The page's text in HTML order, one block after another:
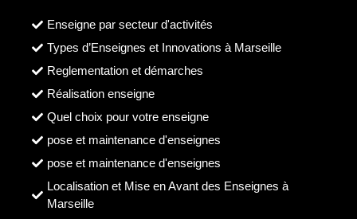
Enseigne par secteur d'activités
Types d’Enseignes et Innovations à Marseille
Reglementation et démarches
Réalisation enseigne
Quel choix pour votre enseigne
pose et maintenance d'enseignes
pose et maintenance d'enseignes
Localisation et Mise en Avant des Enseignes à
Marseille